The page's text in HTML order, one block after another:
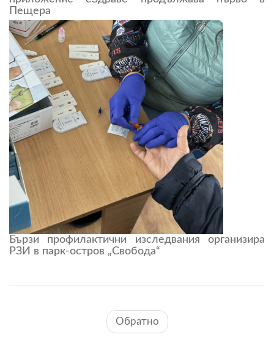
Пещера
Бързи профилактични изследвания организира
РЗИ в парк-остров „Свобода“
Обратно